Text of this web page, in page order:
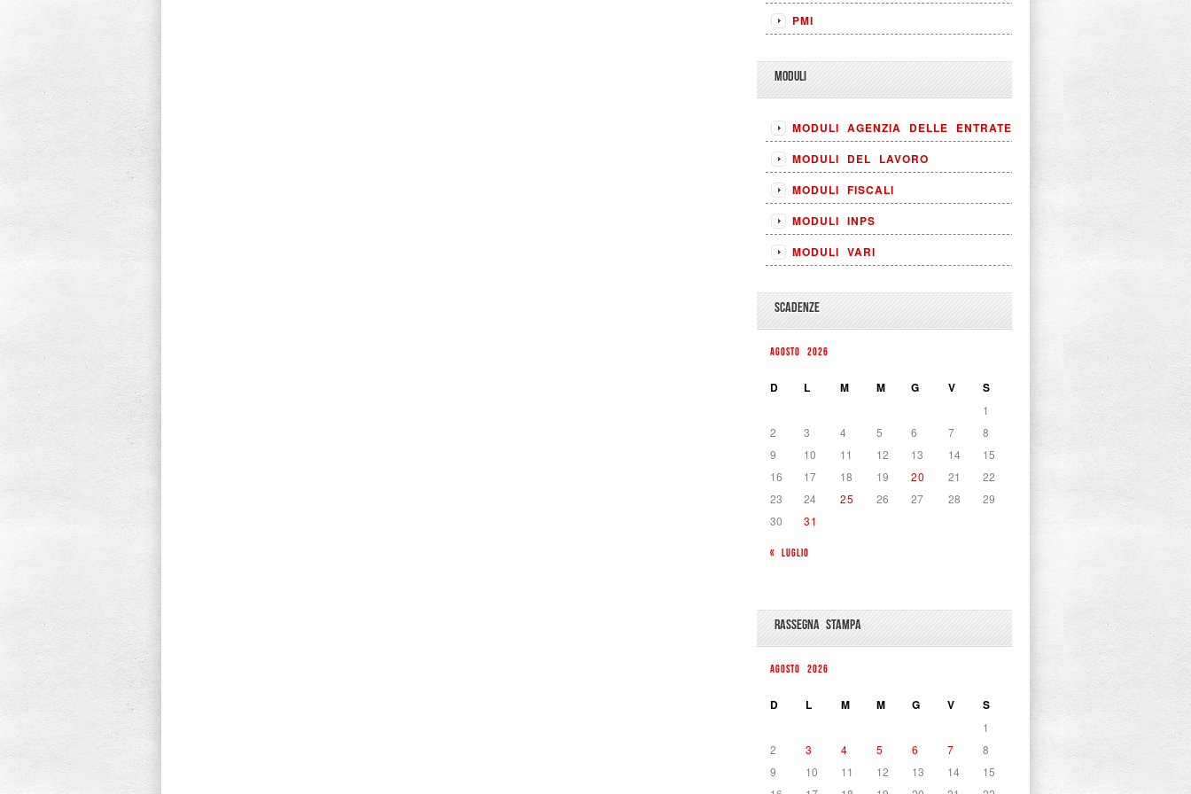
PMI
MODULI
MODULI AGENZIA DELLE ENTRATE
MODULI DEL LAVORO
MODULI FISCALI
MODULI INPS
MODULI VARI
SCADENZE
AGOSTO 2026
D L M M G V S
« LUGLIO
1
2
3 4 5 6 7
8
9
10 11 12 13 14
15
16
17 18 19 20 21
22
23
24 25 26 27 28
29
30
31
RASSEGNA STAMPA
AGOSTO 2026
D L M M G V S
1
2
3 4 5 6 7
8
9
10 11 12 13 14
15